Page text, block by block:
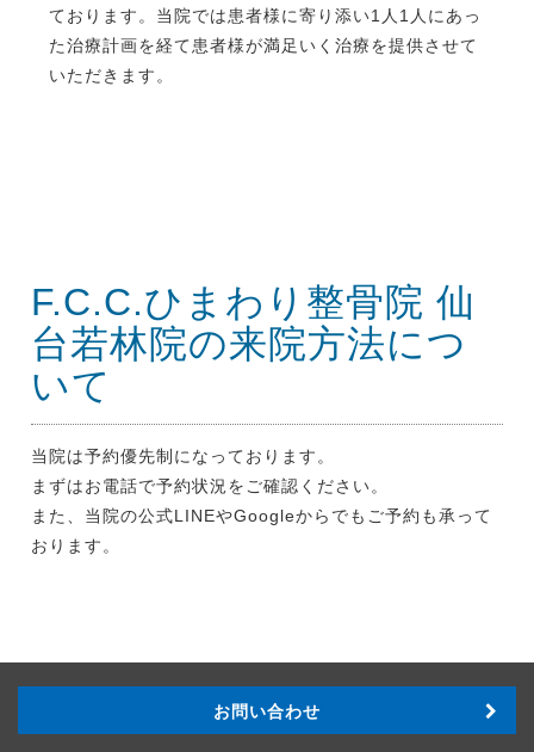
ております。当院では患者様に寄り添い1人1人にあっ
た治療計画を経て患者様が満足いく治療を提供させて
いただきます。
F.C.C.ひまわり整骨院 仙
台若林院の来院方法につ
いて
当院は予約優先制になっております。
まずはお電話で予約状況をご確認ください。
また、当院の公式LINEやGoogleからでもご予約も承って
おります。
お問い合わせ